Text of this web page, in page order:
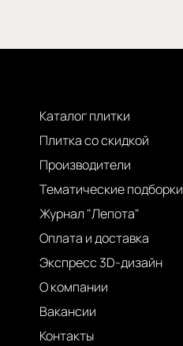
Каталог плитки
Плитка со скидкой
Производители
Тематические подборки
Журнал "Лепота"
Оплата и доставка
Экспресс 3D-дизайн
О компании
Вакансии
Контакты